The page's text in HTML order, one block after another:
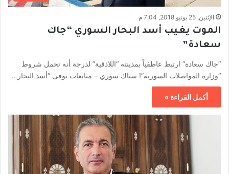
الإثنين, 25 يونيو 2018, 7:04 م
الموت يغيب أسد البحار السوري “جاك
سعادة”
“جاك سعادة” ارتبط عاطفياً بمدينته “اللاذقية” لدرجة أنه تحمل شروط
“وزارة المواصلات السورية”! سناك سوري – متابعات توفى “أسد البحار…
أكمل القراءة »